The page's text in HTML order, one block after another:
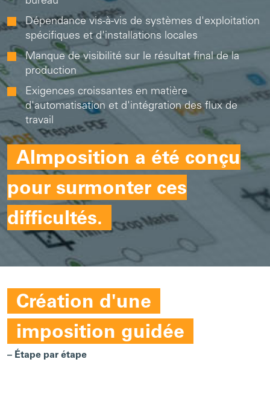
Dépendance vis-à-vis de systèmes d'exploitation
spécifiques et d'installations locales
Manque de visibilité sur le résultat final de la
production
Exigences croissantes en matière
d'automatisation et d'intégration des flux de
travail
AImposition a été conçu
pour surmonter ces
difficultés.
Création d'une
imposition guidée
– Étape par étape